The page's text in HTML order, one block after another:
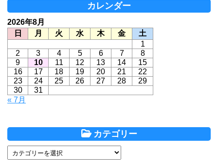
カレンダー
2026年8月
日
月 火 水 木 金
土
1
2
3 4 5 6 7
8
9
10 11 12 13 14
15
16
17 18 19 20 21
22
23
24 25 26 27 28
29
30
31
« 7月
カテゴリー